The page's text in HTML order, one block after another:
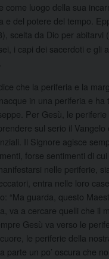
come luogo della sua
e del potere del tempo.
scelta da Dio per abitarvi
i capi dei sacerdoti e gli
che la periferia e la
in una periferia e ha
Per Gesù, le
sul serio il Vangelo
Il Signore agisce
forse sentimenti di
nelle periferie,
entra nelle loro
“Ma guarda, questo
va a cercare quelli che il
Gesù va verso le
le periferie della
un po’ oscura che